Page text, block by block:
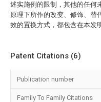
述实施例的限制，其他的任何
原理下所作的改变、修饰、替
效的置换方式，都包含在本发
Patent Citations (6)
Publication number
Family To Family Citations